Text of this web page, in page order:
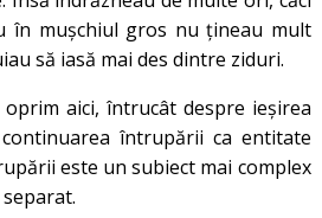
în mușchiul gros nu țineau mult
să iasă mai des dintre ziduri.
oprim aici, întrucât despre ieșirea
întrupării ca entitate
este un subiect mai complex